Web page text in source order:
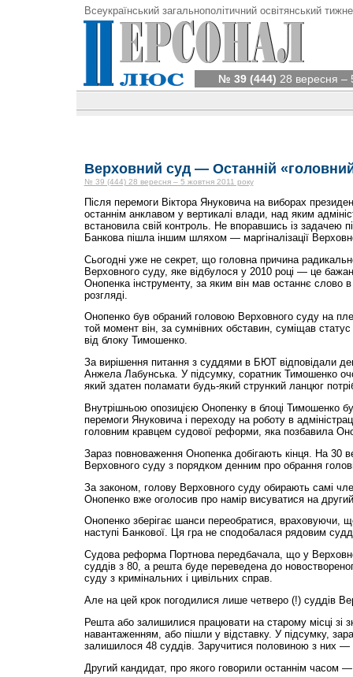
Всеукраїнський загальнополітичний освітянський
№ 39 (444) 28 вересня –
Верховний суд — Останній
№ 39 (444) 28 вересня – 5 жовтня 2011 року
Після перемоги Віктора Януковича на виборах
останнім анклавом у вертикалі влади, над яким
встановила свій контроль. Не впоравшись із задачею
Банкова пішла іншим шляхом — маргіналізації
Сьогодні уже не секрет, що головна причина
Верховного суду, яке відбулося у 2010 році — це
Онопенка інструменту, за яким він мав останнє слово
розгляді.
Онопенко був обраний головою Верховного суду на
той момент він, за сумнівних обставин, суміщав
від блоку Тимошенко.
За вирішення питання з суддями в БЮТ відповідали
Анжела Лабунська. У підсумку, соратник Тимошенко
який здатен поламати будь-який стрункий ланцюг
Внутрішньою опозицією Онопенку в блоці Тимошенко
перемоги Януковича і переходу на роботу в
головним кравцем судової реформи, яка позбавила
Зараз повноваження Онопенка добігають кінця. На 30
Верховного суду з порядком денним про обрання
За законом, голову Верховного суду обирають самі
Онопенко вже оголосив про намір висуватися на
Онопенко зберігає шанси переобратися, враховуючи,
наступі Банкової. Ця гра не сподобалася рядовим
Судова реформа Портнова передбачала, що у
суддів з 80, а решта буде переведена до
суду з кримінальних і цивільних справ.
Але на цей крок погодилися лише четверо (!) суддів
Решта або залишилися працювати на старому місці зі
навантаженням, або пішли у відставку. У підсумку,
залишилося 48 суддів. Заручитися половиною з них
Другий кандидат, про якого говорили останнім часом —